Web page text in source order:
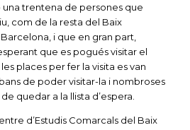
una trentena de persones que
com de la resta del Baix
i que en gran part,
que es pogués visitar el
places per fer la visita es van
de poder visitar-la i nombroses
quedar a la llista d’espera.
d’Estudis Comarcals del Baix